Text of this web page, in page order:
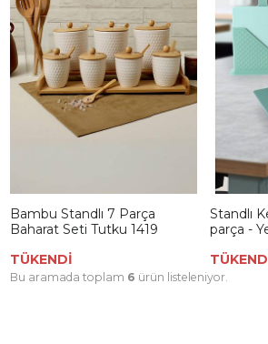
Bambu Standlı 7 Parça
Baharat Seti Tutku 1419
TÜKENDİ
Standlı
parça -
Bu aramada toplam 6 ürün listeleniyor.